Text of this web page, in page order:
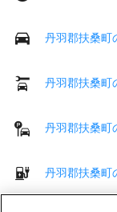
丹羽郡扶桑町
丹羽郡扶桑町
丹羽郡扶桑町
丹羽郡扶桑町